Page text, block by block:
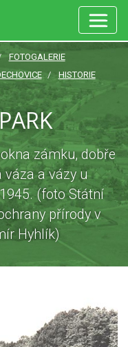
FOTOGALERIE
HISTORIE
zámku, dobře
váza a vázy u
(foto Státní
přírody v
Hyhlík)